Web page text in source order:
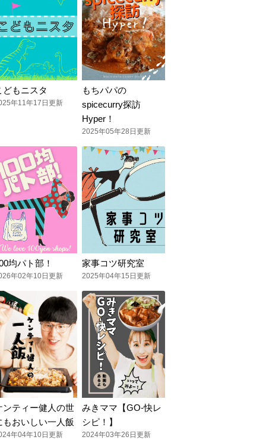
どもニスタ
年11年17日更新
もちパパの
spicecurry探訪
Hyper！
2025年05年28日更新
均パト部！
年02年10日更新
家事コツ研究室
2025年04年15日更新
ンティー健人の世
もおいしい一人飯
年04年10日更新
みきママ【GO-快レ
シピ！】
2024年03年26日更新